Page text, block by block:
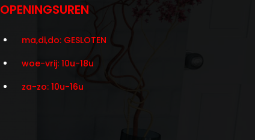
OPENINGSUREN
ma,di,do: GESLOTEN
woe-vrij: 10u-18u
za-zo: 10u-16u